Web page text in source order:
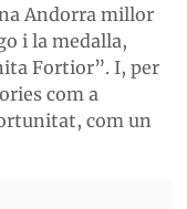
Andorra millor
i la medalla,
Fortior”. I, per
com a
com un